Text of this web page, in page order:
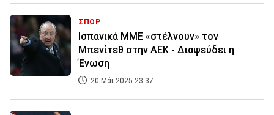
ΣΠΟΡ
Iσπανικά ΜΜΕ «στέλνουν» τον
Μπενίτεθ στην ΑΕΚ - Διαψεύδει η
Ένωση
20 Μάι 2025 23:37